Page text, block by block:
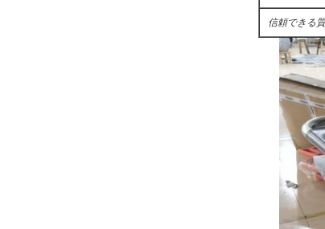
信頼できる